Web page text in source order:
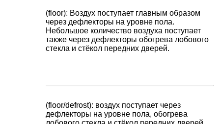
(floor): Воздух поступает главным образом
через дефлекторы на уровне пола.
Небольшое количество воздуха поступает
также через дефлекторы обогрева лобового
стекла и стёкол передних дверей.
(floor/defrost): воздух поступает через
дефлекторы на уровне пола, обогрева